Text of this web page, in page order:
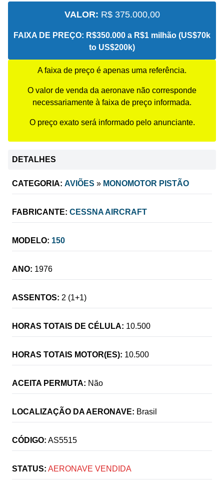
VALOR: R$ 375.000,00
FAIXA DE PREÇO: R$350.000 a R$1 milhão (US$70k
to US$200k)
A faixa de preço é apenas uma referência.
O valor de venda da aeronave não corresponde
necessariamente à faixa de preço informada.
O preço exato será informado pelo anunciante.
DETALHES
CATEGORIA: AVIÕES » MONOMOTOR PISTÃO
FABRICANTE: CESSNA AIRCRAFT
MODELO: 150
ANO: 1976
ASSENTOS: 2 (1+1)
HORAS TOTAIS DE CÉLULA: 10.500
HORAS TOTAIS MOTOR(ES): 10.500
ACEITA PERMUTA: Não
LOCALIZAÇÃO DA AERONAVE: Brasil
CÓDIGO: AS5515
STATUS: AERONAVE VENDIDA